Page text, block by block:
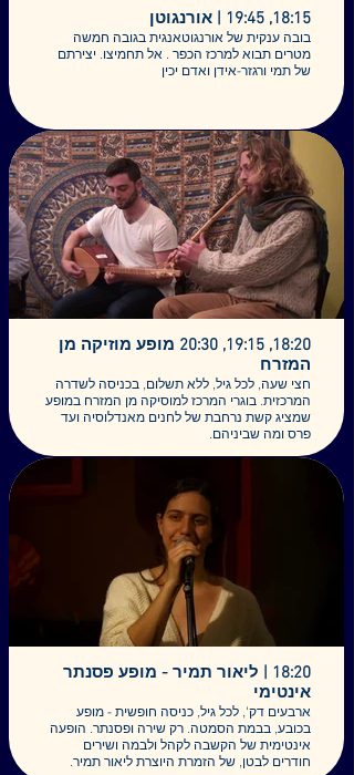
18:15, 19:45 | אורנגוטן
בובה ענקית של אורנגוטאנגית בגובה חמשה
מטרים תבוא למרכז הכפר . אל תחמיצו. יצירתם
של תמי ורגזר-אידן ואדם יכין
18:20, 19:15, 20:30 מופע מוזיקה מן
המזרח
חצי שעה, לכל גיל, ללא תשלום, בכניסה לשדרה
המרכזית. בוגרי המרכז למוסיקה מן המזרח במופע
שמציג קשת נרחבת של לחנים מאנדלוסיה ועד
פרס ומה שביניהם.
אופיר כהן - עוד וסנטור
איתמר מנשהוף - כינור
18:20 | ליאור תמיר - מופע פסנתר
אינטימי
ארבעים דק', לכל גיל, כניסה חופשית - מופע
בכובע, בבמת הסמטה. רק שירה ופסנתר. הופעה
אינטימית של הקשבה לקהל ולבמה ושירים
חודרים לבטן, של הזמרת היוצרת ליאור תמיר.